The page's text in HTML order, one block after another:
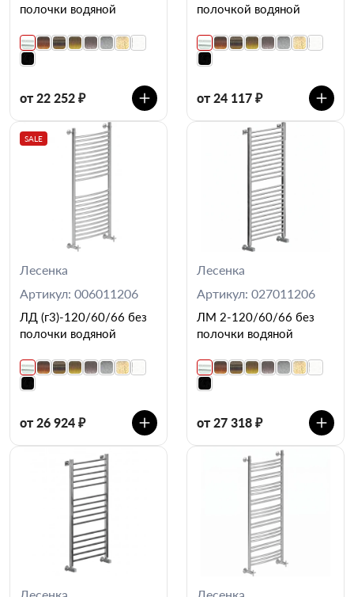
полочки водяной
от 22 252 ₽
полочкой водяной
от 24 117 ₽
SALE
Лесенка
Артикул: 006011206
ЛД (г3)-120/60/66 без
полочки водяной
от 26 924 ₽
Лесенка
Артикул: 027011206
ЛМ 2-120/60/66 без
полочки водяной
от 27 318 ₽
Лесенка Лесенка